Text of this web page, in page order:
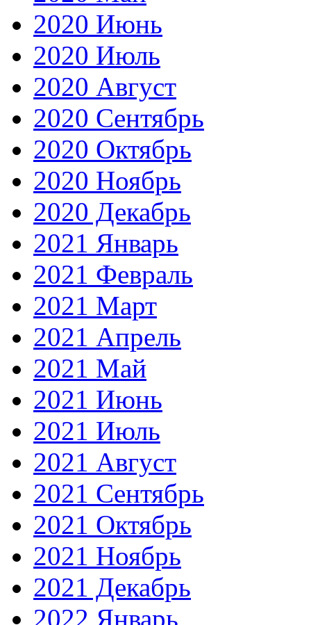
2020 Июнь
2020 Июль
2020 Август
2020 Сентябрь
2020 Октябрь
2020 Ноябрь
2020 Декабрь
2021 Январь
2021 Февраль
2021 Март
2021 Апрель
2021 Май
2021 Июнь
2021 Июль
2021 Август
2021 Сентябрь
2021 Октябрь
2021 Ноябрь
2021 Декабрь
2022 Январь